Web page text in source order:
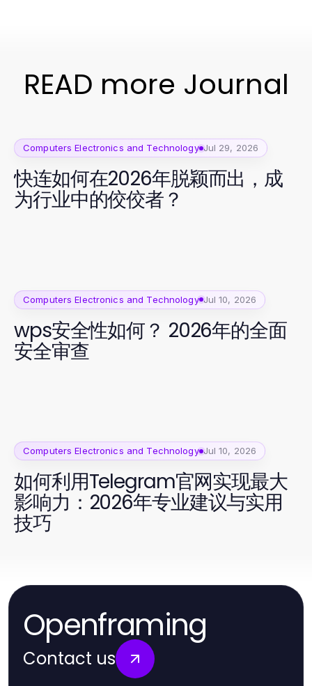
READ more Journal
Computers Electronics and Technology Jul 29, 2026
快连如何在2026年脱颖而出，成
为行业中的佼佼者？
Computers Electronics and Technology Jul 10, 2026
wps安全性如何？ 2026年的全面
安全审查
Computers Electronics and Technology Jul 10, 2026
如何利用Telegram官网实现最大
影响力：2026年专业建议与实用
技巧
Openframing
Contact us